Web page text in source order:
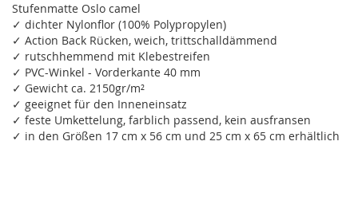
Stufenmatte Oslo camel
✓ dichter Nylonflor (100% Polypropylen)
✓ Action Back Rücken, weich, trittschalldämmend
✓ rutschhemmend mit Klebestreifen
✓ PVC-Winkel - Vorderkante 40 mm
✓ Gewicht ca. 2150gr/m²
✓ geeignet für den Inneneinsatz
✓ feste Umkettelung, farblich passend, kein ausfransen
✓ in den Größen 17 cm x 56 cm und 25 cm x 65 cm erhältlich